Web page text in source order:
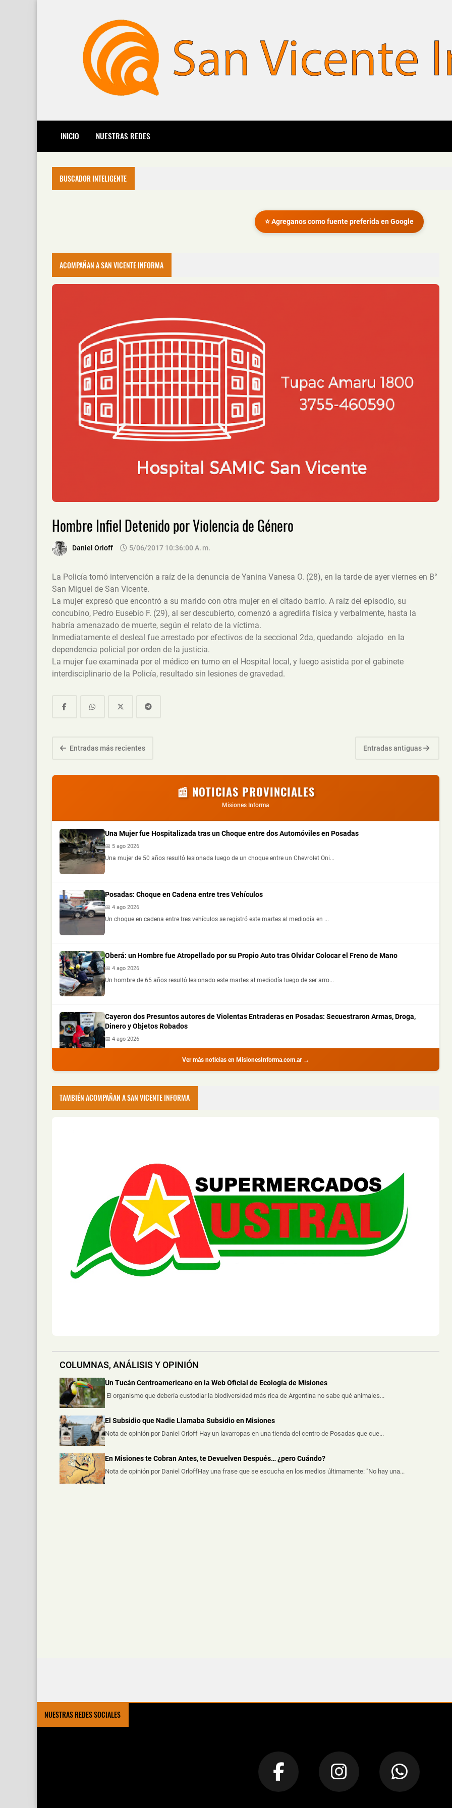
INICIO NUESTRAS REDES
BUSCADOR INTELIGENTE
⭐ Agreganos como fuente preferida en Google
ACOMPAÑAN A SAN VICENTE INFORMA
Hombre Infiel Detenido por Violencia de Género
Daniel Orloff 5/06/2017 10:36:00 A. M.
La Policía tomó intervención a raíz de la denuncia de Yanina Vanesa O. (28), en la tarde de ayer viernes en B°
San Miguel de San Vicente.
La mujer expresó que encontró a su marido con otra mujer en el citado barrio. A raíz del episodio, su
concubino, Pedro Eusebio F. (29), al ser descubierto, comenzó a agredirla física y verbalmente, hasta la
habría amenazado de muerte, según el relato de la víctima.
Inmediatamente el desleal fue arrestado por efectivos de la seccional 2da, quedando alojado en la
dependencia policial por orden de la justicia.
La mujer fue examinada por el médico en turno en el Hospital local, y luego asistida por el gabinete
interdisciplinario de la Policía, resultado sin lesiones de gravedad.
Entradas más recientes Entradas antiguas
📰 NOTICIAS PROVINCIALES
Misiones Informa
Una Mujer fue Hospitalizada tras un Choque entre dos Automóviles en Posadas
📅 5 ago 2026
Una mujer de 50 años resultó lesionada luego de un choque entre un Chevrolet Oni...
Posadas: Choque en Cadena entre tres Vehículos
📅 4 ago 2026
Un choque en cadena entre tres vehículos se registró este martes al mediodía en ...
Oberá: un Hombre fue Atropellado por su Propio Auto tras Olvidar Colocar el Freno de Mano
📅 4 ago 2026
Un hombre de 65 años resultó lesionado este martes al mediodía luego de ser arro...
Cayeron dos Presuntos autores de Violentas Entraderas en Posadas: Secuestraron Armas, Droga,
Dinero y Objetos Robados
📅 4 ago 2026
La Policía de Misiones recuperó una hidrolavadora y una motoguadaña que habían s...
Un camión sufrió un principio de incendio durante la noche del lunes sobre la Ru...
Un Incendio Destruyó una Vivienda en Posadas: una Pareja Logró Salir a Tiempo y no Hubo Heridos
📅 4 ago 2026
Una vivienda fue destruida por un incendio durante la madrugada de este martes s...
Hallaron un Auto Despistado sobre la Ruta 14 y Descubrieron que Había sido Robado en Buenos Aires
📅 3 ago 2026
Ver más noticias en MisionesInforma.com.ar →
TAMBIÉN ACOMPAÑAN A SAN VICENTE INFORMA
COLUMNAS, ANÁLISIS Y OPINIÓN
Un Tucán Centroamericano en la Web Oficial de Ecología de Misiones
El organismo que debería custodiar la biodiversidad más rica de Argentina no sabe qué animales...
El Subsidio que Nadie Llamaba Subsidio en Misiones
Nota de opinión por Daniel Orloff Hay un lavarropas en una tienda del centro de Posadas que cue...
En Misiones te Cobran Antes, te Devuelven Después… ¿pero Cuándo?
Nota de opinión por Daniel OrloffHay una frase que se escucha en los medios últimamente: "No hay una...
NUESTRAS REDES SOCIALES